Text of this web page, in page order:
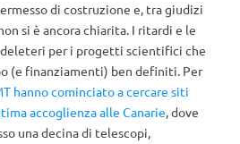
di costruzione e, tra giudizi
si è ancora chiarita. I ritardi e le
per i progetti scientifici che
(e finanziamenti) ben definiti. Per
hanno cominciato a cercare siti
accoglienza alle Canarie, dove
una decina di telescopi,